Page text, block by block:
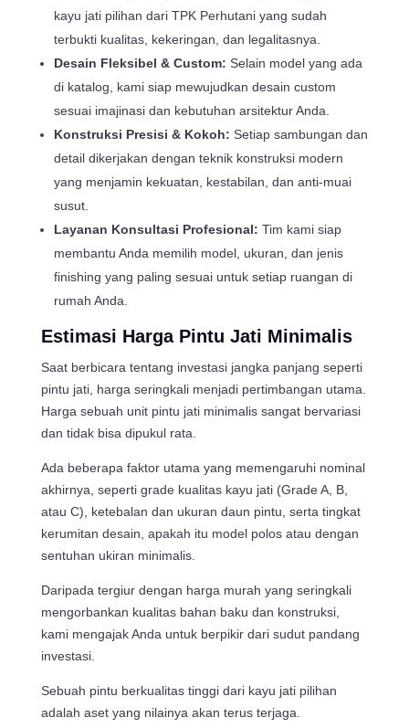
kayu jati pilihan dari TPK Perhutani yang sudah
terbukti kualitas, kekeringan, dan legalitasnya.
Desain Fleksibel & Custom: Selain model yang ada
di katalog, kami siap mewujudkan desain custom
sesuai imajinasi dan kebutuhan arsitektur Anda.
Konstruksi Presisi & Kokoh: Setiap sambungan dan
detail dikerjakan dengan teknik konstruksi modern
yang menjamin kekuatan, kestabilan, dan anti-muai
susut.
Layanan Konsultasi Profesional: Tim kami siap
membantu Anda memilih model, ukuran, dan jenis
finishing yang paling sesuai untuk setiap ruangan di
rumah Anda.
Estimasi Harga Pintu Jati Minimalis
Saat berbicara tentang investasi jangka panjang seperti
pintu jati, harga seringkali menjadi pertimbangan utama.
Harga sebuah unit pintu jati minimalis sangat bervariasi
dan tidak bisa dipukul rata.
Ada beberapa faktor utama yang memengaruhi nominal
akhirnya, seperti grade kualitas kayu jati (Grade A, B,
atau C), ketebalan dan ukuran daun pintu, serta tingkat
kerumitan desain, apakah itu model polos atau dengan
sentuhan ukiran minimalis.
Daripada tergiur dengan harga murah yang seringkali
mengorbankan kualitas bahan baku dan konstruksi,
kami mengajak Anda untuk berpikir dari sudut pandang
investasi.
Sebuah pintu berkualitas tinggi dari kayu jati pilihan
adalah aset yang nilainya akan terus terjaga.